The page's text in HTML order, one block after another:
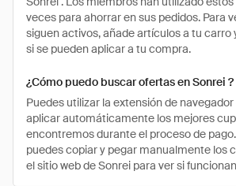
veces para ahorrar en sus pedidos. Para
siguen activos, añade artículos a tu
si se pueden aplicar a tu compra.
¿Cómo puedo buscar ofertas en Sonrei ?
Puedes utilizar la extensión de
aplicar automáticamente los mejores
encontremos durante el proceso de
puedes copiar y pegar manualmente los
el sitio web de Sonrei para ver si